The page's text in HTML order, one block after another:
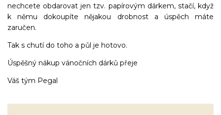
nechcete obdarovat jen tzv. papírovým dárkem, stačí, když
k němu dokoupíte nějakou drobnost a úspěch máte
zaručen.
Tak s chutí do toho a půl je hotovo.
Úspěšný nákup vánočních dárků přeje
Váš tým Pegal